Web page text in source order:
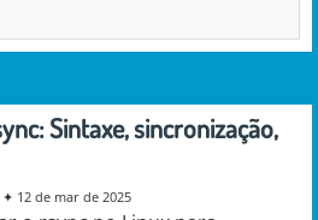
Sintaxe, sincronização,
✦ 12 de mar de 2025